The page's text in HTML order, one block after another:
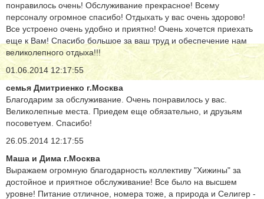
понравилось очень! Обслуживание прекрасное! Всему
персоналу огромное спасибо! Отдыхать у вас очень здорово!
Все устроено очень удобно и приятно! Очень хочется приехать
еще к Вам! Спасибо большое за ваш труд и обеспечение нам
великолепного отдыха!!!
01.06.2014 12:17:55
семья Дмитриенко г.Москва
Благодарим за обслуживание. Очень понравилось у вас.
Великолепные места. Приедем еще обязательно, и друзьям
посоветуем. Спасибо!
26.05.2014 12:17:55
Маша и Дима г.Москва
Выражаем огромную благодарность коллективу "Хижины" за
достойное и приятное обслуживание! Все было на высшем
уровне! Питание отличное, номера тоже, а природа и Селигер -